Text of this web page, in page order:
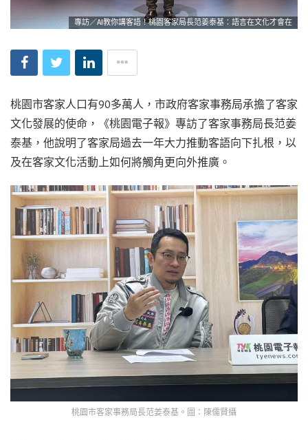
專訪／AI教你講客語！桃園客家局長范姜泰基：語言在文化才會在
桃園市客家人口有90多萬人，市政府客家事務局承擔了客家
文化發展的使命，《桃園電子報》專訪了客家事務局長范姜
泰基，他說明了客家局過去一年大力推動客語向下扎根，以
及在客家文化活動上如何將觸角更向外推廣。
桃園市客家事務局長范姜泰基。圖：陳儒賢攝